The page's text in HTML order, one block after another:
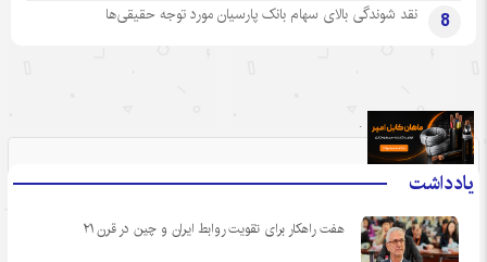
8 نقد شوندگی بالای سهام بانک پارسیان مورد توجه حقیقی‌ها
یادداشت
هفت راهکار برای تقویت روابط ایران و چین در قرن ۲۱
.